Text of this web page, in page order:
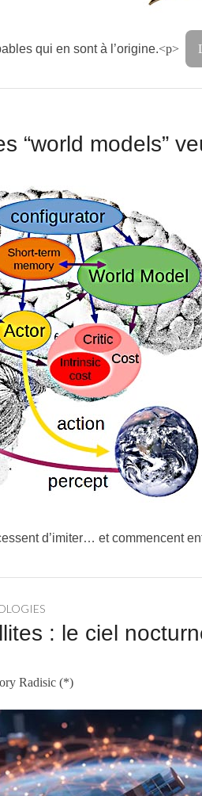
qui en sont à l’origine.<p>
“world models”
d’imiter… et commencent
: le ciel
Radisic (*)